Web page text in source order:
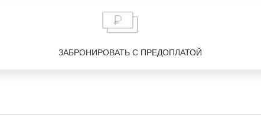
ЗАБРОНИРОВАТЬ С ПРЕДОПЛАТОЙ